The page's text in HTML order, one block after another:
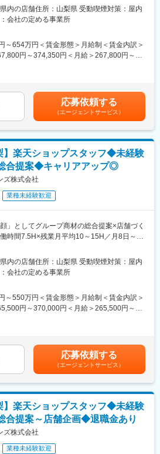
実際に英語が全くできない方の入社/活躍実
でご安心ください。
で基礎を習得し、その後は先輩のサポート
フ等
幅広く、アットホームな雰囲気です。当社
れており、女性も多く活躍しています。時
供が3歳になるまでは取得可能です
ない案件ほど、聞き出せた瞬間の達成感は
力がインセンティブに反映されるため「成
事がしたい」という人に向いています
ド・楽天市場・楽天ポイントなど、楽天経
的にご提案します。
く、楽天グループ唯一の対面チャネルとし
イント活用、楽天カード、各種サービス案
ータ移行サポート
評価
くり、POP作成
返り
グループ共通のeラーニングでビジネススキ
しやすい環境
よりシンプルで覚えやすく、提案力を磨き
るやりがい
の柔軟で風通しの良い文化があり、改善提
されやすい環境です。
タートし、単店舗だけでなく複数店舗を統
ー（RSV）や、担当エリアの方針策定を行
り広いマネジメントにも挑戦できます。ま
・業務統括など、店舗運営を支える役割へ
績も複数あります。事業運営にどう関わっ
積みながら多様なキャリアを描ける環境で
内の店舗住所：山梨県 受動喫煙対策：屋内
会社の定める事業所
～654万円＜賃金形態＞月給制＜賃金内訳＞
円～374,350円＜月給＞267,800円～
応募依頼する
（エージェントサービス）
】楽天ショップスタッフ◆未経験
合提案◆キャリアアップ◎
ズ株式会社
業種未経験歓迎
」としてグループ商材の総合提案×店舗づく
時間7.5H×残業月平均10～15H／月8日～休
に来店されるお客様へ、スマートフォン・
ド・楽天市場・楽天ポイントなど、楽天経
を総合的にご提案します。
り豊かにするトータルサポートを行うポジ
の受付および提案
イント活用、楽天カード、各種サービスの
データ移行サポート
くり、POP作成
返り
内の店舗住所：山梨県 受動喫煙対策：屋内
会社の定める事業所
～550万円＜賃金形態＞月給制＜賃金内訳＞
円～370,000円＜月給＞265,500円～
給(月額)は固定手当を含めた表記です。
応募依頼する
（エージェントサービス）
】楽天ショップスタッフ◆未経験
合提案～店舗企画◆退職金あり
ズ株式会社
業種未経験歓迎